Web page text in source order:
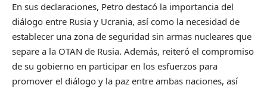
En sus declaraciones, Petro destacó la importancia del
diálogo entre Rusia y Ucrania, así como la necesidad de
establecer una zona de seguridad sin armas nucleares que
separe a la OTAN de Rusia. Además, reiteró el compromiso
de su gobierno en participar en los esfuerzos para
promover el diálogo y la paz entre ambas naciones, así